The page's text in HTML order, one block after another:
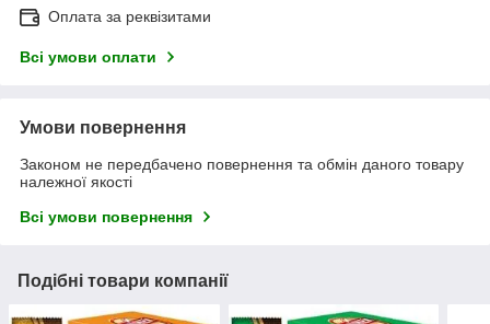
Оплата за реквізитами
Всі умови оплати
Умови повернення
Законом не передбачено повернення та обмін даного товару
належної якості
Всі умови повернення
Подібні товари компанії